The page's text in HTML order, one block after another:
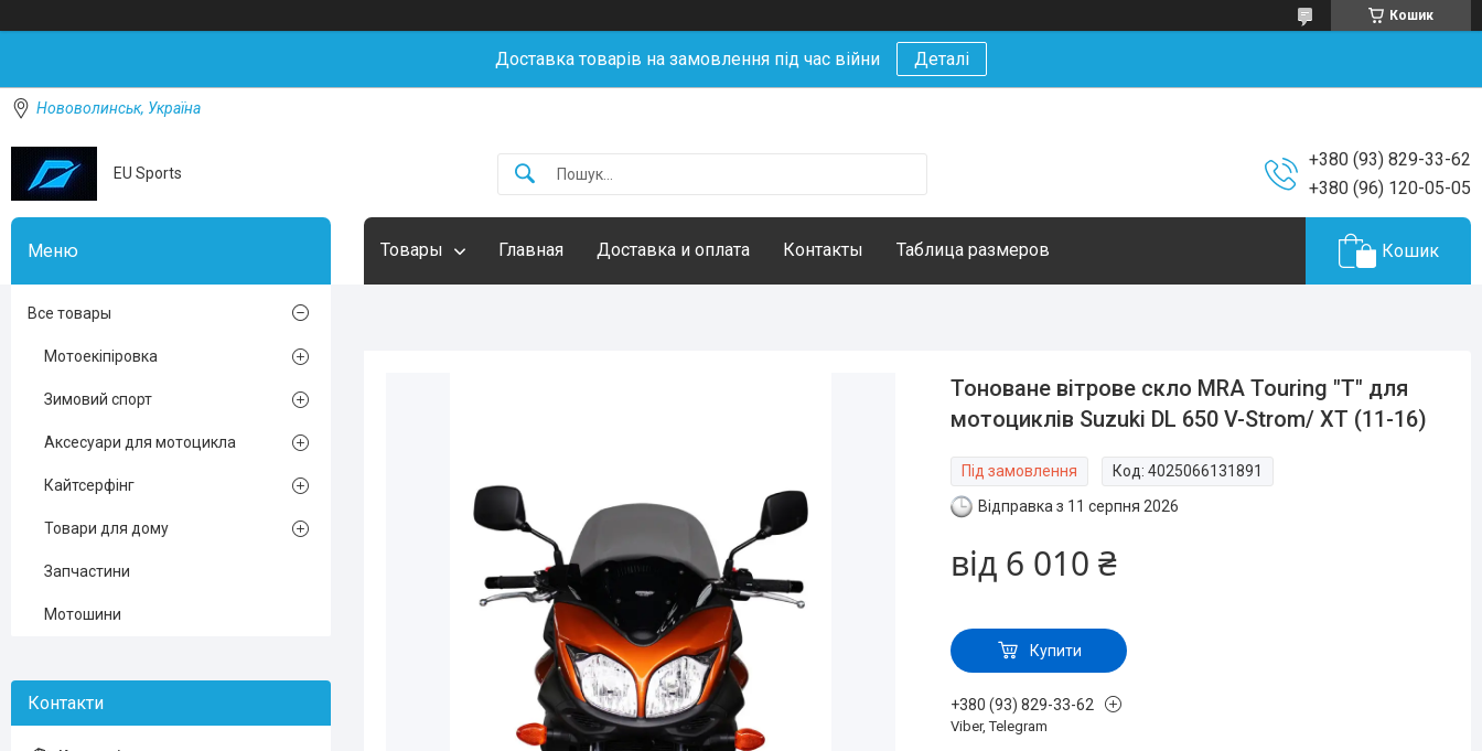
Кошик
Доставка товарів на замовлення під час війни Деталі
Нововолинськ, Україна
EU Sports
+380 (93) 829-33-62
+380 (96) 120-05-05
Товары Главная Доставка и оплата Контакты Таблица размеров Кошик
Тоноване вітрове скло MRA Touring "T" для
мотоциклів Suzuki DL 650 V-Strom/ XT (11-16)
Під замовлення Код:4025066131891
Відправка з 11 серпня 2026
від 6 010 ₴
Купити
+380 (93) 829-33-62
Viber, Telegram
Все товары
Мотоекіпіровка
Зимовий спорт
Аксесуари для мотоцикла
Кайтсерфінг
Товари для дому
Запчастини
Мотошини